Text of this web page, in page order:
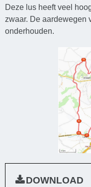
Deze lus heeft veel
zwaar. De aardewegen
onderhouden.
DOWNLOAD